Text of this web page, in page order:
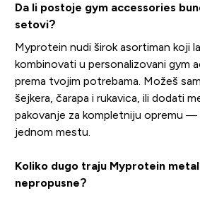
Da li postoje gym accessories
setovi?
Myprotein nudi širok asortiman koji
kombinovati u personalizovani gym
prema tvojim potrebama. Možeš
šejkera, čarapa i rukavica, ili dodati
pakovanje za kompletniju opremu
jednom mestu.
Koliko dugo traju Myprotein
nepropusne?